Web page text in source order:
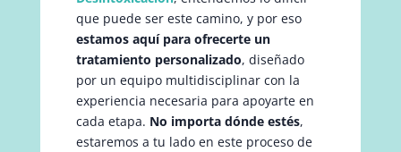
que puede ser este camino, y por eso
estamos aquí para ofrecerte un
tratamiento personalizado, diseñado
por un equipo multidisciplinar con la
experiencia necesaria para apoyarte en
cada etapa. No importa dónde estés,
estaremos a tu lado en este proceso de